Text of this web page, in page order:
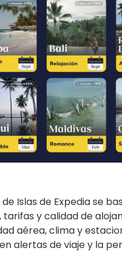
de Islas de Expedia se
tarifas y calidad de
aérea, clima y
alertas de viaje y la